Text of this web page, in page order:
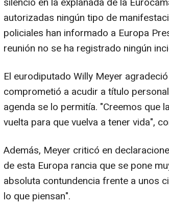
autorizadas ningún tipo de
policiales han informado a Europa
reunión no se ha registrado ningún
El eurodiputado Willy Meyer
comprometió a acudir a título
agenda se lo permitía. "Creemos que
vuelta para que vuelva a tener vida",
Además, Meyer criticó en
de esta Europa rancia que se pone
absoluta contundencia frente a unos
lo que piensan".